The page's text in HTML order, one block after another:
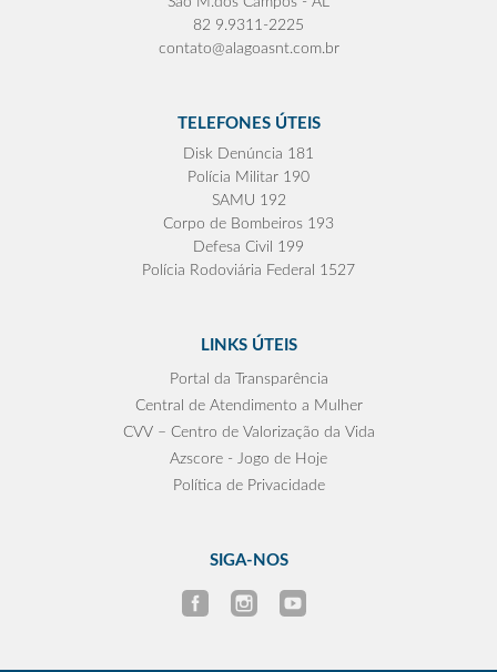
82 9.9311-2225
contato@alagoasnt.com.br
TELEFONES ÚTEIS
Disk Denúncia 181
Polícia Militar 190
SAMU 192
Corpo de Bombeiros 193
Defesa Civil 199
Polícia Rodoviária Federal 1527
LINKS ÚTEIS
Portal da Transparência
Central de Atendimento a Mulher
CVV – Centro de Valorização da Vida
Azscore - Jogo de Hoje
Política de Privacidade
SIGA-NOS